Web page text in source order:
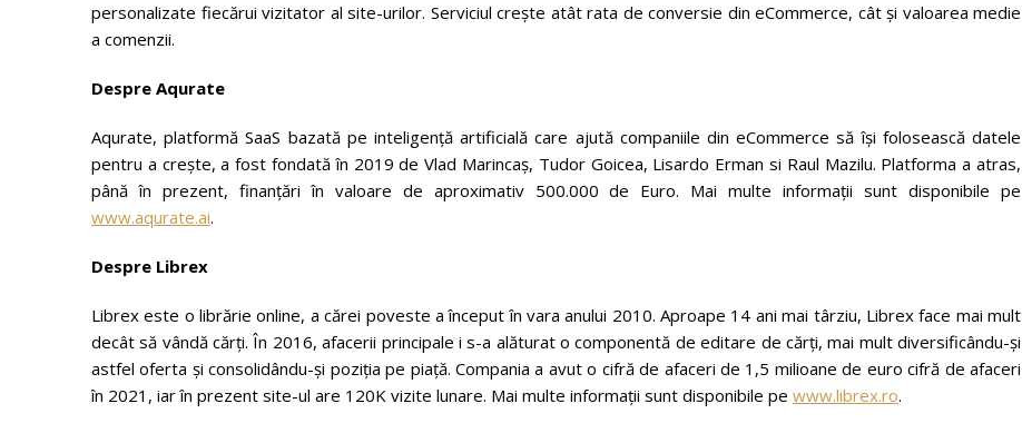
personalizate fiecărui vizitator al site-urilor. Serviciul crește atât rata de conversie din eCommerce, cât și valoarea medie
a comenzii.
Despre Aqurate
Aqurate, platformă SaaS bazată pe inteligenţă artificială care ajută companiile din eCommerce să îşi folosească datele
pentru a creşte, a fost fondată în 2019 de Vlad Marincaş, Tudor Goicea, Lisardo Erman si Raul Mazilu. Platforma a atras,
până în prezent, finanțări în valoare de aproximativ 500.000 de Euro. Mai multe informații sunt disponibile pe
www.aqurate.ai.
Despre Librex
Librex este o librărie online, a cărei poveste a început în vara anului 2010. Aproape 14 ani mai târziu, Librex face mai mult
decât să vândă cărți. În 2016, afacerii principale i s-a alăturat o componentă de editare de cărți, mai mult diversificându-și
astfel oferta și consolidându-și poziția pe piață. Compania a avut o cifră de afaceri de 1,5 milioane de euro cifră de afaceri
în 2021, iar în prezent site-ul are 120K vizite lunare. Mai multe informații sunt disponibile pe www.librex.ro.